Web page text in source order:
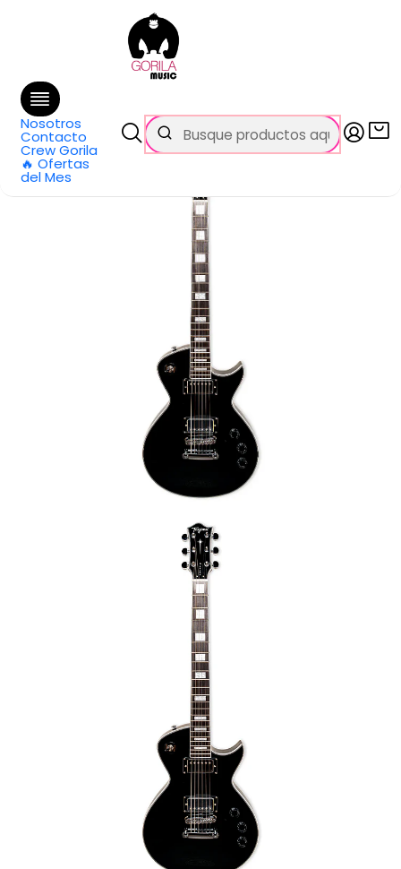
Nosotros
Contacto
Crew Gorila
🔥 Ofertas
del Mes
GRATIS
en Santiago y $99.990 en Regiones
Categorías
Guitarra eléctrica LP Black c/Case Tagima MIRACH D/BK